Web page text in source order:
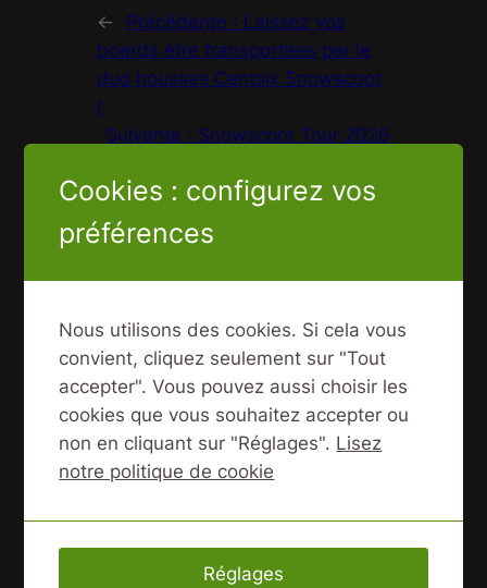
← Précédente : Laissez vos
boards être transportées par le
duo housses Centsix Snowscoot
!
Suivante : Snowscoot Tour 2026
Commentaires
Location demi-journée au
snowscoot ! »
Frédéric Charbit
15 janvier 2026
snowscoot à la
Cookies : configurez vos
préférences
Nous utilisons des cookies. Si cela vous
convient, cliquez seulement sur "Tout
accepter". Vous pouvez aussi choisir les
cookies que vous souhaitez accepter ou
non en cliquant sur "Réglages". Lisez
notre politique de cookie
Réglages